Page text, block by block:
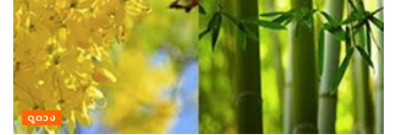
ดูดวง